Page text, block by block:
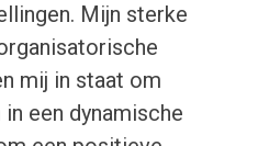
Mijn sterke
mij in staat om
een dynamische